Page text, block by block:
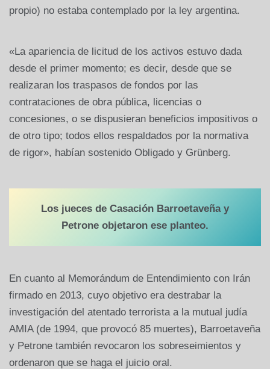
propio) no estaba contemplado por la ley argentina.
«La apariencia de licitud de los activos estuvo dada
desde el primer momento; es decir, desde que se
realizaran los traspasos de fondos por las
contrataciones de obra pública, licencias o
concesiones, o se dispusieran beneficios impositivos o
de otro tipo; todos ellos respaldados por la normativa
de rigor», habían sostenido Obligado y Grünberg.
Los jueces de Casación Barroetaveña y
Petrone objetaron ese planteo.
En cuanto al Memorándum de Entendimiento con Irán
firmado en 2013, cuyo objetivo era destrabar la
investigación del atentado terrorista a la mutual judía
AMIA (de 1994, que provocó 85 muertes), Barroetaveña
y Petrone también revocaron los sobreseimientos y
ordenaron que se haga el juicio oral.